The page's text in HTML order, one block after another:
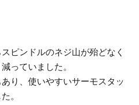
ピンドルのネジ山が殆どなく
っていました。
り、使いやすいサーモスタッ
。